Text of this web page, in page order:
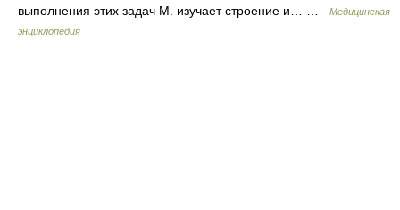
выполнения этих задач М. изучает строение и… …
Медицинская
энциклопедия